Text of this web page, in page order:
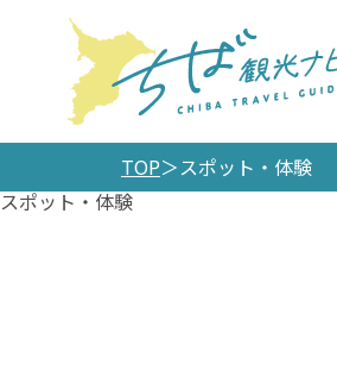
TOP
スポット・体験
スポット・体験